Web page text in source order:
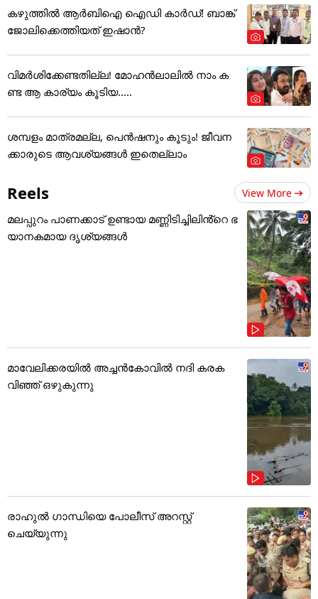
കഴുത്തില്‍ ആര്‍ബിഐ ഐഡി കാര്‍ഡ്! ബാങ്ക്
ജോലിക്കെത്തിയത് ഇഷാന്‍?
വിമർശിക്കേണ്ടതില്ല! മോഹൻലാലിൽ നാം ക
ണ്ട ആ കാര്യം കൂടിയ.....
ശമ്പളം മാത്രമല്ല, പെൻഷനും കൂടും! ജീവന
ക്കാരുടെ ആവശ്യങ്ങൾ ഇതെല്ലാം
Reels View More
മലപ്പുറം പാണക്കാട് ഉണ്ടായ മണ്ണിടിച്ചിലിൻ്റെ ഭ
യാനകമായ ദൃശ്യങ്ങൾ
മാവേലിക്കരയിൽ അച്ചൻകോവിൽ നദി കരക
വിഞ്ഞ് ഒഴുകുന്നു
രാഹുൽ ഗാന്ധിയെ പോലീസ് അറസ്റ്റ്
ചെയ്യുന്നു